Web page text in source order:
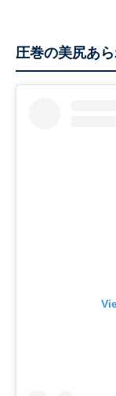
圧巻の美尻あ